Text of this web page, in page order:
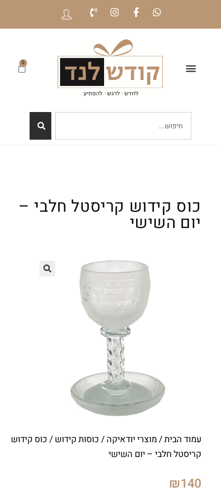
0
כוס קידוש קריסטל חלבי –
יום השישי
עמוד הבית/מוצרי יודאיקה/כוסות קידוש/ כוס קידוש
קריסטל חלבי – יום השישי
₪140